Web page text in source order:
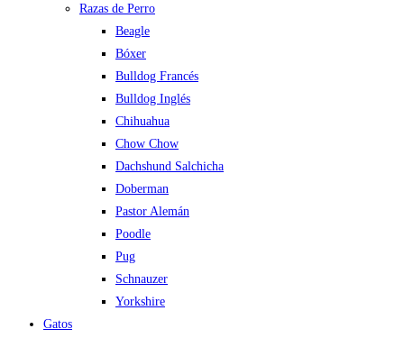
Razas de Perro
Beagle
Bóxer
Bulldog Francés
Bulldog Inglés
Chihuahua
Chow Chow
Dachshund Salchicha
Doberman
Pastor Alemán
Poodle
Pug
Schnauzer
Yorkshire
Gatos